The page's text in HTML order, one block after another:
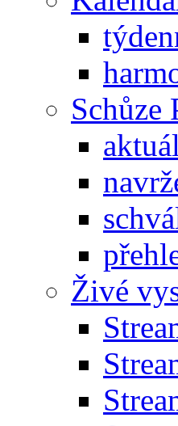
Schůze
Živé